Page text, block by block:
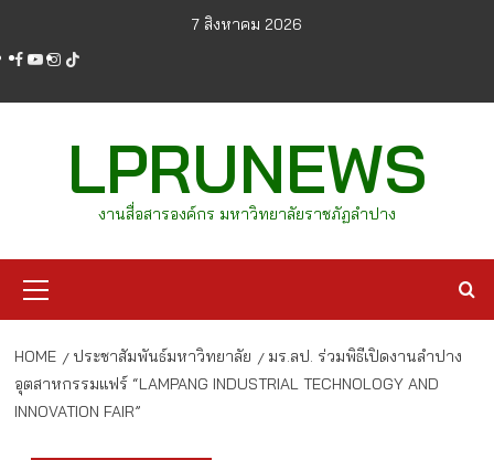
content
7 สิงหาคม 2026
facebook
youtube
instagram
tiktok
LPRUNEWS
งานสื่อสารองค์กร มหาวิทยาลัยราชภัฏลำปาง
Menu
HOME ประชาสัมพันธ์มหาวิทยาลัย
มร.ลป. ร่วมพิธีเปิดงานลำปาง
อุตสาหกรรมแฟร์ “LAMPANG INDUSTRIAL TECHNOLOGY AND
INNOVATION FAIR”